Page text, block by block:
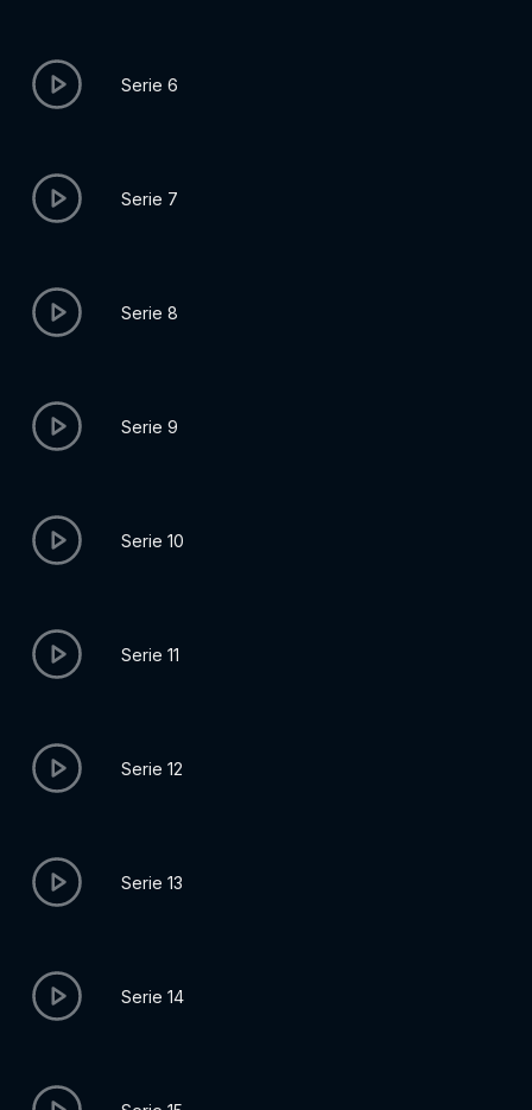
Serie 6
Serie 7
Serie 8
Serie 9
Serie 10
Serie 11
Serie 12
Serie 13
Serie 14